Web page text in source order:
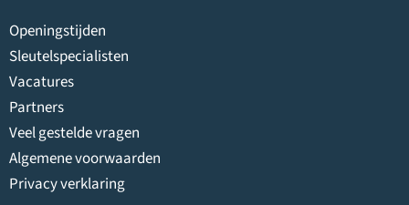
Openingstijden
Sleutelspecialisten
Vacatures
Partners
Veel gestelde vragen
Algemene voorwaarden
Privacy verklaring